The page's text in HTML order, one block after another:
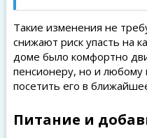
Такие изменения не
снижают риск упасть на
доме было комфортно
пенсионеру, но и
посетить его в
Питание и